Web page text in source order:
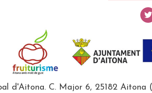
d'Aitona. C. Major 6, 25182 Aitona